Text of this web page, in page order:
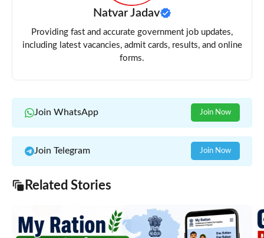
Natvar Jadav
Providing fast and accurate government job updates,
including latest vacancies, admit cards, results, and online
forms.
Join WhatsApp Join Now
Join Telegram Join Now
Related Stories